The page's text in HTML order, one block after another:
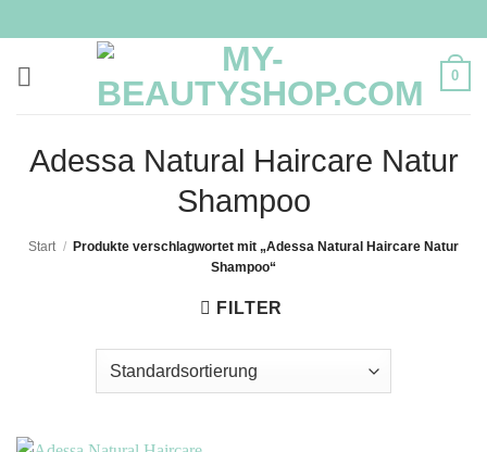
Inhalt
springen
0
Adessa Natural Haircare Natur
Shampoo
Start /
Produkte verschlagwortet mit „Adessa Natural Haircare Natur
Shampoo“
FILTER